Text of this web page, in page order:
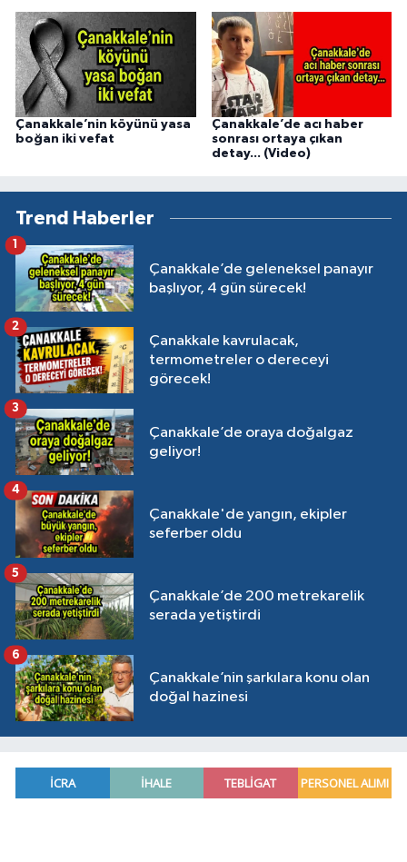
Çanakkale’nin köyünü yasa
boğan iki vefat
Çanakkale’de acı haber
sonrası ortaya çıkan
detay... (Video)
Trend Haberler
Çanakkale’de geleneksel panayır
başlıyor, 4 gün sürecek!
Çanakkale kavrulacak,
termometreler o dereceyi
görecek!
2
Çanakkale’de oraya doğalgaz
geliyor!
3
Çanakkale'de yangın, ekipler
seferber oldu
4
Çanakkale’de 200 metrekarelik
serada yetiştirdi
5
Çanakkale’nin şarkılara konu olan
doğal hazinesi
6